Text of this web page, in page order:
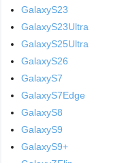
GalaxyS23
GalaxyS23Ultra
GalaxyS25Ultra
GalaxyS26
GalaxyS7
GalaxyS7Edge
GalaxyS8
GalaxyS9
GalaxyS9+